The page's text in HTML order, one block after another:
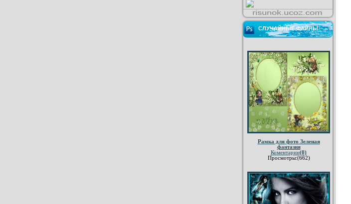
СЛУЧАЙНЫЕ ФАЙЛЫ
Рамка для фото Зеленая
фантазия
Коментарии(0)
Просмотры:(662)